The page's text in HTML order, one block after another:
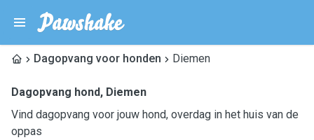
Dagopvang voor honden Diemen
Dagopvang hond, Diemen
Vind dagopvang voor jouw hond, overdag in het huis van de
oppas